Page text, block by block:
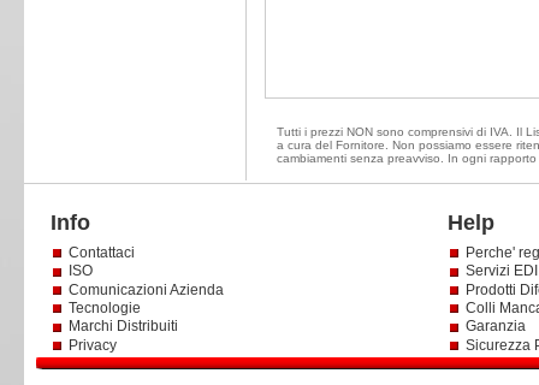
Tutti i prezzi NON sono comprensivi di IVA. Il
a cura del Fornitore. Non possiamo essere
cambiamenti senza preavviso. In ogni
Info Help
Contattaci
ISO
Comunicazioni Azienda
Tecnologie
Marchi Distribuiti
Privacy
Perche'
Servizi
Prodotti
Colli
Garanzia
Sicurezza